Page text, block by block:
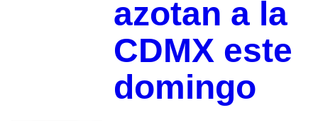
azotan a la
CDMX este
domingo